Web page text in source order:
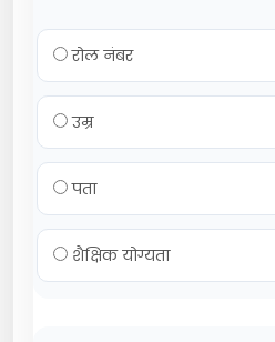
रोल नंबर
उम्र
पता
शैक्षिक योग्यता